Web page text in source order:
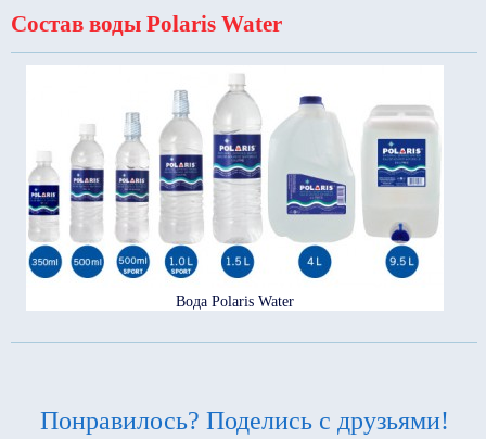
Состав воды Polaris Water
Вода Polaris Water
Понравилось? Поделись с друзьями!